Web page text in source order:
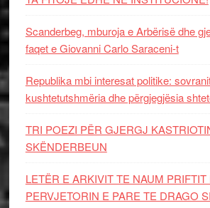
Scanderbeg, mburoja e Arbërisë dhe
faqet e Giovanni Carlo Saraceni-t
Republika mbi interesat politike:
kushtetutshmëria dhe përgjegjësia
TRI POEZI PËR GJERGJ
SKËNDERBEUN
LETËR E ARKIVIT TE NAUM PRIFTIT
PERVJETORIN E PARE TE DRAGO